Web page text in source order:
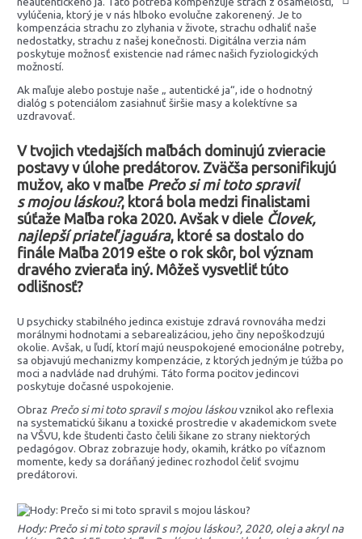
vylúčenia, ktorý je v nás hlboko evolučne zakorenený. Je to
kompenzácia strachu zo zlyhania v živote, strachu odhaliť naše
nedostatky, strachu z našej konečnosti. Digitálna verzia nám
poskytuje možnosť existencie nad rámec našich fyziologických
možností.
Ak maľuje alebo postuje naše „ autentické ja“, ide o hodnotný
dialóg s potenciálom zasiahnuť širšie masy a kolektívne sa
uzdravovať.
V tvojich vtedajších maľbách dominujú zvieracie
postavy v úlohe predátorov. Zväčša personifikujú
mužov, ako v maľbe Prečo si mi toto spravil
s mojou láskou?, ktorá bola medzi finalistami
súťaže Maľba roka 2020. Avšak v diele Človek,
najlepší priateľ jaguára, ktoré sa dostalo do
finále Maľba 2019 ešte o rok skôr, bol význam
dravého zvieraťa iný. Môžeš vysvetliť túto
odlišnosť?
U psychicky stabilného jedinca existuje zdravá rovnováha medzi
morálnymi hodnotami a sebarealizáciou, jeho činy nepoškodzujú
okolie. Avšak, u ľudí, ktorí majú neuspokojené emocionálne potreby,
sa objavujú mechanizmy kompenzácie, z ktorých jedným je túžba po
moci a nadvláde nad druhými. Táto forma pocitov jedincovi
poskytuje dočasné uspokojenie.
Obraz Prečo si mi toto spravil s mojou láskouvznikol ako reflexia
na systematickú šikanu a toxické prostredie v akademickom svete
na VŠVU, kde študenti často čelili šikane zo strany niektorých
pedagógov. Obraz zobrazuje hody, okamih, krátko po víťaznom
momente, kedy sa doráňaný jedinec rozhodol čeliť svojmu
predátorovi.
Hody: Prečo si mi toto spravil s mojou láskou?, 2020, olej a akryl na